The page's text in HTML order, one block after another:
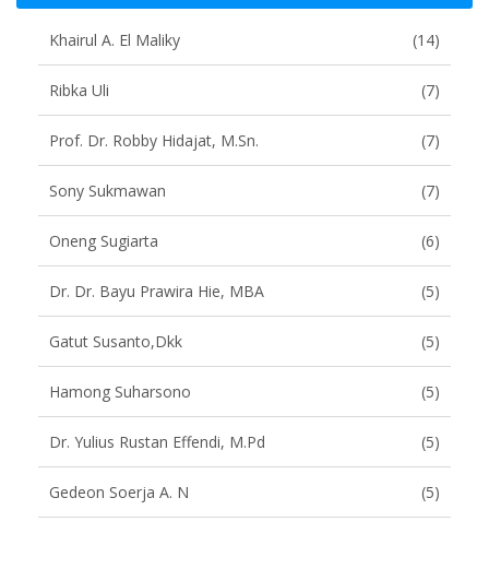
Khairul A. El Maliky (14)
Ribka Uli (7)
Prof. Dr. Robby Hidajat, M.Sn. (7)
Sony Sukmawan (7)
Oneng Sugiarta (6)
Dr. Dr. Bayu Prawira Hie, MBA (5)
Gatut Susanto,dkk (5)
Hamong Suharsono (5)
Dr. Yulius Rustan Effendi, M.Pd (5)
Gedeon Soerja A. N (5)